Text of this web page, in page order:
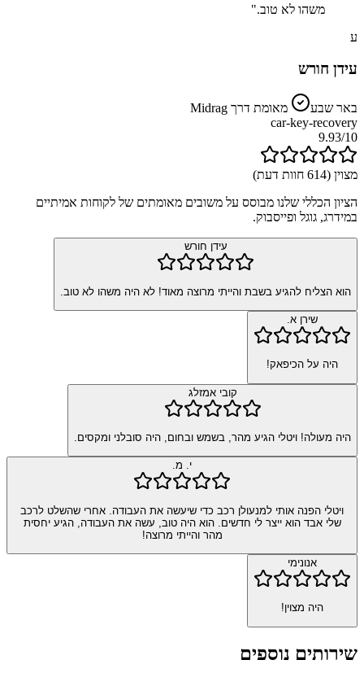
משהו לא טוב."
ע
עידן חורש
באר שבע מאומת דרך Midrag
car-key-recovery
9.93/10
מצוין (614 חוות דעת)
הציון הכללי שלנו מבוסס על משובים מאומתים של לקוחות אמיתיים
במידרג, גוגל ופייסבוק.
עידן חורש
הוא הצליח להגיע בשבת והייתי מרוצה מאוד! לא היה משהו לא טוב.
שירן א.
היה על הכיפאק!
קובי אמזלג
היה מעולה! ויטלי הגיע מהר, בשמש ובחום, היה סובלני ומקסים.
י. מ.
ויטלי הפנה אותי למנעולן רכב כדי שיעשה את העבודה. אחרי שהשלט לרכב
שלי אבד הוא ייצר לי חדשים. הוא היה טוב, עשה את העבודה, הגיע יחסית
מהר והייתי מרוצה!
אנונימי
היה מצוין!
שירותים נוספים